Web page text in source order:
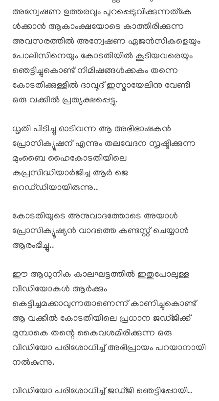
അന്വേഷണ ഉത്തരവും പുറപ്പെടുവിക്കുന്നത്കേ
ൾക്കാൻ ആകാംക്ഷയോടെ കാത്തിരിക്കുന്ന
അവസരത്തിൽ അന്വേഷണ ഏജൻസികളെയും
പോലീസിനെയും കോടതിയിൽ കൂടിയവരെയും
ഞെട്ടിച്ചുകൊണ്ട് നിമിഷങ്ങൾക്കകം തന്നെ
കോടതിക്കുള്ളിൽ ദാവൂദ് ഇസ്മായേലിനു വേണ്ടി
ഒരു വക്കീൽ പ്രത്യക്ഷപ്പെട്ടു.
ധൃതി പിടിച്ചു ഓടിവന്ന ആ അഭിഭാഷകൻ
പ്രോസിക്യൂഷന് എന്നും തലവേദന സൃഷ്ടിക്കുന്ന
മുംബൈ ഹൈകോടതിയിലെ
കുപ്രസിദ്ധിയാർജിച്ച ആർ ജെ
റെഡ്‌ഡിയായിരുന്നു..
കോടതിയുടെ അനുവാദത്തോടെ അയാൾ
പ്രോസിക്യൂഷ്യൻ വാദത്തെ കണ്ടസ്റ്റ് ചെയ്യാൻ
ആരംഭിച്ചു..
ഈ ആധുനിക കാലഘട്ടത്തിൽ ഇതുപോലുള്ള
വീഡിയോകൾ ആർക്കും
കെട്ടിച്ചമക്കാവുന്നതാണെന്ന് കാണിച്ചുകൊണ്ട്
ആ വക്കിൽ കോടതിയിലെ പ്രധാന ജഡ്ജിക്ക്
മുമ്പാകെ തന്റെ കൈവശമിരിക്കുന്ന ഒരു
വീഡിയോ പരിശോധിച്ച് അഭിപ്രായം പറയാനായി
നൽകുന്നു.
വീഡിയോ പരിശോധിച്ച് ജഡ്ജി ഞെട്ടിപ്പോയി..